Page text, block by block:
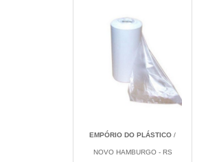
EMPÓRIO DO PLÁSTICO /
NOVO HAMBURGO - RS